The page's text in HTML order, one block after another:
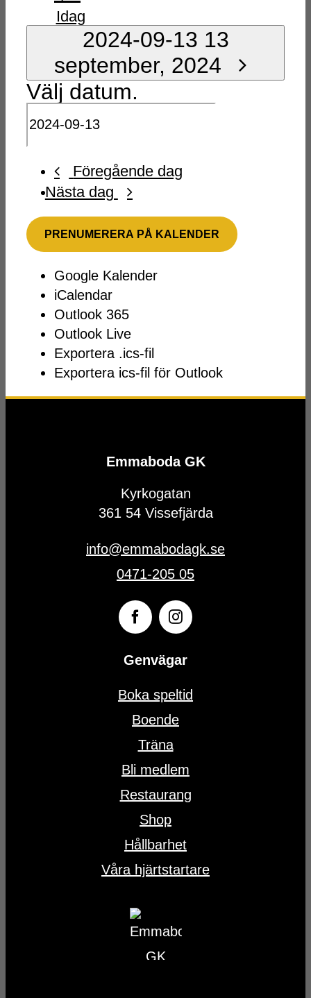
Idag
2024-09-13 13
september, 2024
Välj datum.
Föregående dag
Nästa dag
PRENUMERERA PÅ KALENDER
Google Kalender
iCalendar
Outlook 365
Outlook Live
Exportera .ics-fil
Exportera ics-fil för Outlook
Emmaboda GK
Kyrkogatan
361 54 Vissefjärda
info@emmabodagk.se
0471-205 05
Genvägar
Boka speltid
Boende
Träna
Bli medlem
Restaurang
Shop
Hållbarhet
Våra hjärtstartare